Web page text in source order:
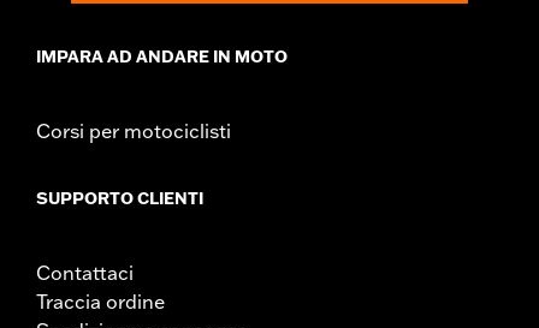
IMPARA AD ANDARE IN MOTO
Corsi per motociclisti
SUPPORTO CLIENTI
Contattaci
Traccia ordine